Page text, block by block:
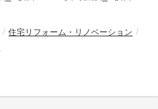
住宅リフォーム・リノベーション